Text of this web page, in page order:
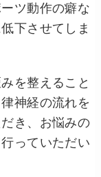
ツ動作の癖な
下させてしま
を整えること
神経の流れを
き、お悩みの
っていただい